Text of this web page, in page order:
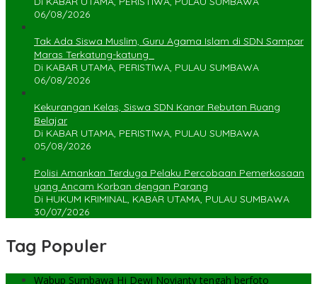
06/08/2026
Tak Ada Siswa Muslim, Guru Agama Islam di SDN Sampar
Maras Terkatung-katung ‎
Di KABAR UTAMA, PERISTIWA, PULAU SUMBAWA
06/08/2026
Kekurangan Kelas, Siswa SDN Kanar Rebutan Ruang
Belajar
Di KABAR UTAMA, PERISTIWA, PULAU SUMBAWA
05/08/2026
Polisi Amankan Terduga Pelaku Percobaan Pemerkosaan
yang Ancam Korban dengan Parang
Di HUKUM KRIMINAL, KABAR UTAMA, PULAU SUMBAWA
30/07/2026
Tag Populer
Wabup Sumbawa Hj Dewi Novianty tengah berfoto